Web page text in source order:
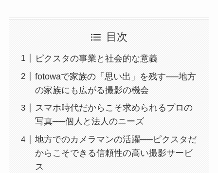
目次
ピクスタの事業と社会的な意義
fotowaで家族の「思い出」を残す──地方
の家族にも広がる撮影の機会
スマホ時代だからこそ求められるプロの
写真──個人と法人のニーズ
地方でのカメラマンの活躍──ピクスタだ
からこそできる信頼性の高い撮影サービ
ス